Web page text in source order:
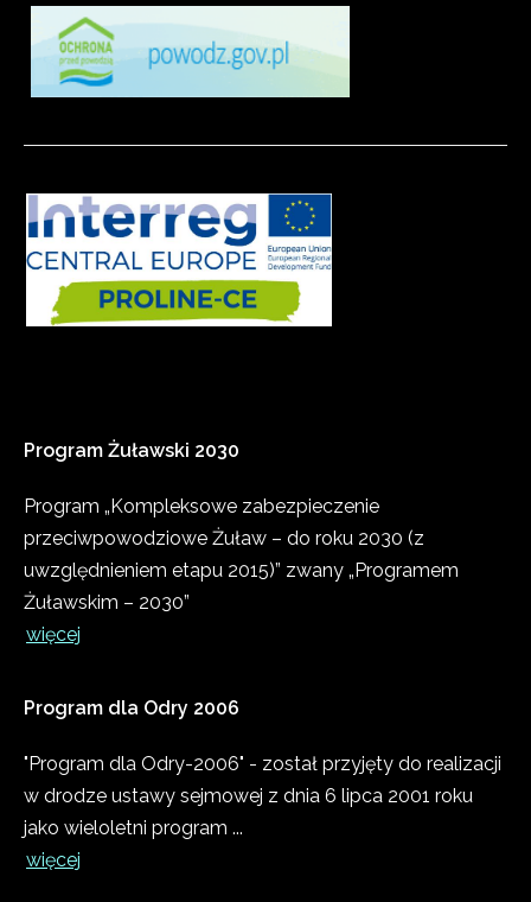
Program Żuławski 2030
Program „Kompleksowe zabezpieczenie
przeciwpowodziowe Żuław – do roku 2030 (z
uwzględnieniem etapu 2015)” zwany „Programem
Żuławskim – 2030”
więcej
Program dla Odry 2006
"Program dla Odry-2006" - został przyjęty do realizacji
w drodze ustawy sejmowej z dnia 6 lipca 2001 roku
jako wieloletni program ...
więcej